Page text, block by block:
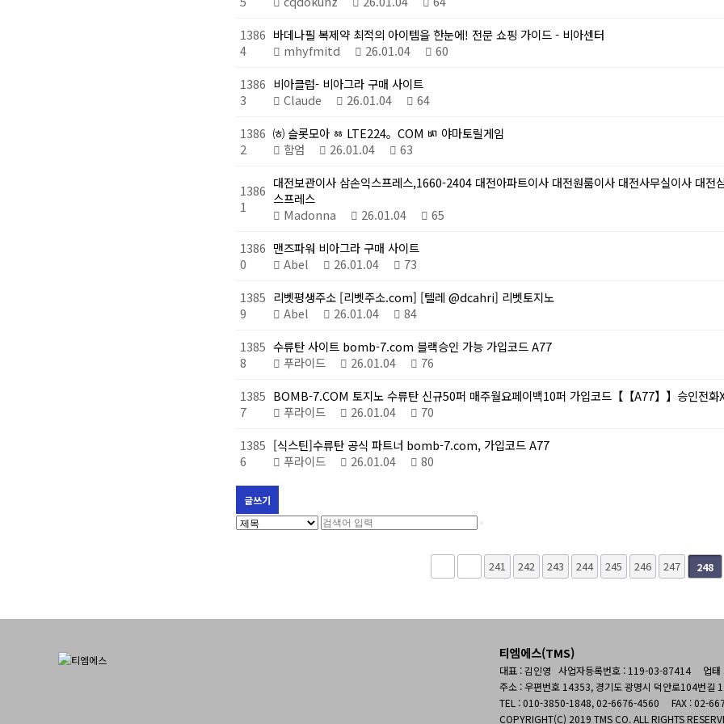
1386
4
바데나필 복제약 최적의 아이템을 한눈에! 전문 쇼핑 가이드 - 비아센터
mhyfmitd
26.01.04
60
1386
3
비아클럽- 비아그라 구매 사이트
Claude
26.01.04
64
1386
2
㈍ 슬롯모아 ㆅ LTE224。COM ㅴ 야마토릴게임
함엄
26.01.04 63
1386
1
대전보관이사 삼손익스프레스,1660-2404 대전아파트이사 대전원룸이사 대전사무실이사 대전
스프레스
Madonna
26.01.04
65
1386
0
맨즈파워 비아그라 구매 사이트
Abel
26.01.04
73
1385
9
리벳평생주소 [리벳주소.com] [텔레 @dcahri] 리벳토지노
Abel
26.01.04
84
1385
8
수류탄 사이트 bomb-7.com 블랙승인 가능 가입코드 A77
푸라이드
26.01.04
76
1385
7
BOMB-7.COM 토지노 수류탄 신규50퍼 매주월요페이백10퍼 가입코드【【A77】】승인전화
푸라이드
26.01.04
70
1385
6
[식스틴]수류탄 공식 파트너 bomb-7.com, 가입코드 A77
푸라이드
26.01.04 80
글쓰기
241 242 243 244 245 246 247 248
티엠에스(TMS)
대표 : 김인영 사업자등록번호 : 119-03-87414
업
주소 : 우편번호 14353, 경기도 광명시 덕안로104번길
TEL : 010-3850-1848, 02-6676-4560
FAX : 02-
COPYRIGHT(C) 2019 TMS CO. ALL RIGHTS